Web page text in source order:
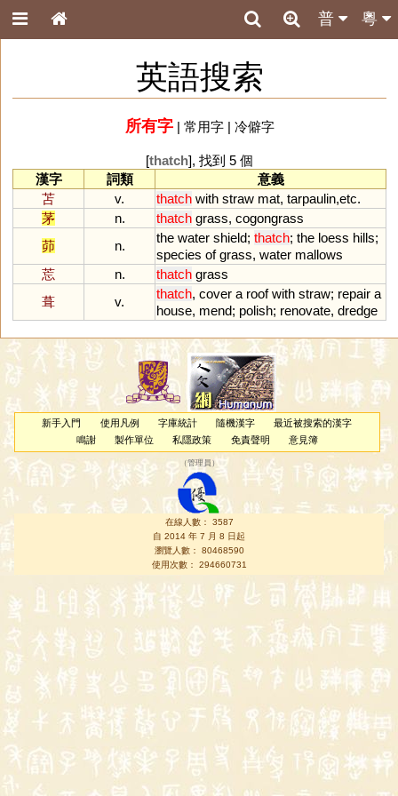
粵
普
英語搜索
所有字| 常用字| 冷僻字
[thatch], 找到 5 個
漢字
詞類
意義
苫
v. thatch with straw mat, tarpaulin,etc.
茅
n. thatch grass, cogongrass
茆
n.
the water shield; thatch; the loess hills;
species of grass, water mallows
莣
n. thatch grass
葺
v.
thatch, cover a roof with straw; repair a
house, mend; polish; renovate, dredge
新手入門 使用凡例 字庫統計 隨機漢字
最近被搜索的漢字
鳴謝
製作單位 私隱政策 免責聲明 意見簿
（管理員 ）
在線人數： 3587
自 2014 年 7 月 8 日起
瀏覽人數： 80468590
使用次數： 294660731